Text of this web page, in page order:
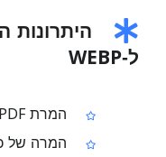
ל‑WEBP
המרת PDF ל‑WEBP אונליין בחינם